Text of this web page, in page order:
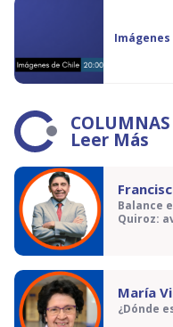
Imágenes
COLUMNAS
Leer Más
Balance
Quiroz:
María
¿Dónde